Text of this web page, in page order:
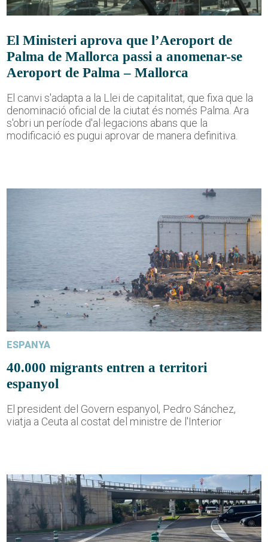
El Ministeri aprova que l’Aeroport de
Palma de Mallorca passi a anomenar-se
Aeroport de Palma – Mallorca
El canvi s'adapta a la Llei de capitalitat, que fixa que la
denominació oficial de la ciutat és només Palma. Ara
s'obri un període d'al·legacions abans que la
modificació es pugui aprovar de manera definitiva.
ESPANYA
40.000 migrants entren a territori
espanyol
El president del Govern espanyol, Pedro Sánchez,
viatja a Ceuta al costat del ministre de l'Interior